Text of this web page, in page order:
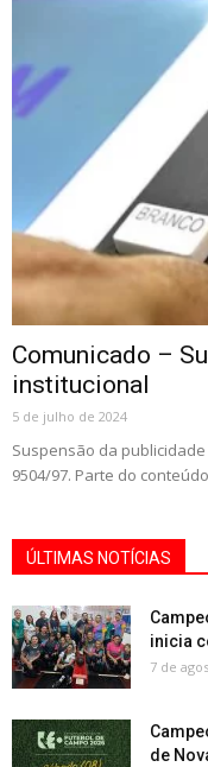
Comunicado –
institucional
5 de julho de 2024
Suspensão da
9504/97. Parte do
ÚLTIMAS NOTÍCIAS
inicia
7 de
de